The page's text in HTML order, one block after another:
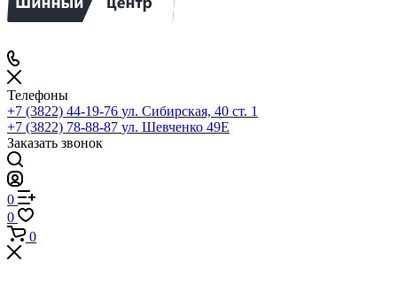
Телефоны
+7 (3822) 44-19-76 ул. Сибирская, 40 ст. 1
+7 (3822) 78-88-87 ул. Шевченко 49Е
Заказать звонок
0
0
0